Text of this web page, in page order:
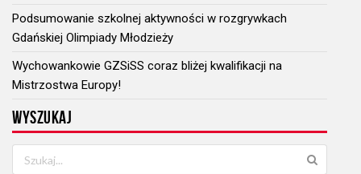
Podsumowanie szkolnej aktywności w rozgrywkach
Gdańskiej Olimpiady Młodzieży
Wychowankowie GZSiSS coraz bliżej kwalifikacji na
Mistrzostwa Europy!
WYSZUKAJ